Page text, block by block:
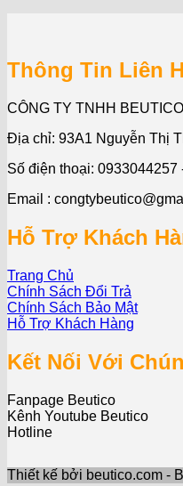
Thông Tin Liên
CÔNG TY TNHH BEUTICO
Địa chỉ: 93A1 Nguyễn Thị
Số điện thoại: 0933044257
Email :
Hỗ Trợ Khách
Trang Chủ
Chính Sách Đổi Trả
Chính Sách Bảo Mật
Hỗ Trợ Khách Hàng
Kết Nối Với
Fanpage Beutico
Kênh Youtube Beutico
Hotline
Thiết kế bởi beutico.com -